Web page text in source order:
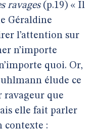
ravages(p.19) « Il
Géraldine
l’attention sur
n’importe
quoi. Or,
élude ce
que
elle fait parler
contexte :